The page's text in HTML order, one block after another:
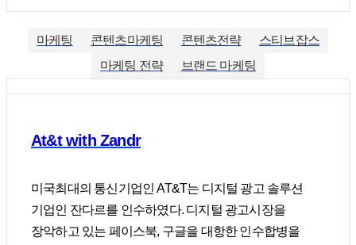
마케팅 콘텐츠마케팅 콘텐츠전략
스티브잡스
마케팅 전략
브랜드 마케팅
At&t with Zandr
미국최대의 통신기업인 AT&T는 디지털 광고 솔루션
기업인 잔다르를 인수하였다. 디지털 광고시장을
장악하고 있는 페이스북, 구글을 대항한 인수합병을